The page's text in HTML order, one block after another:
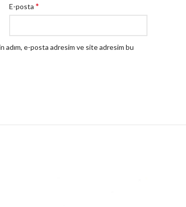
E-posta *
adım, e-posta adresim ve site adresim bu